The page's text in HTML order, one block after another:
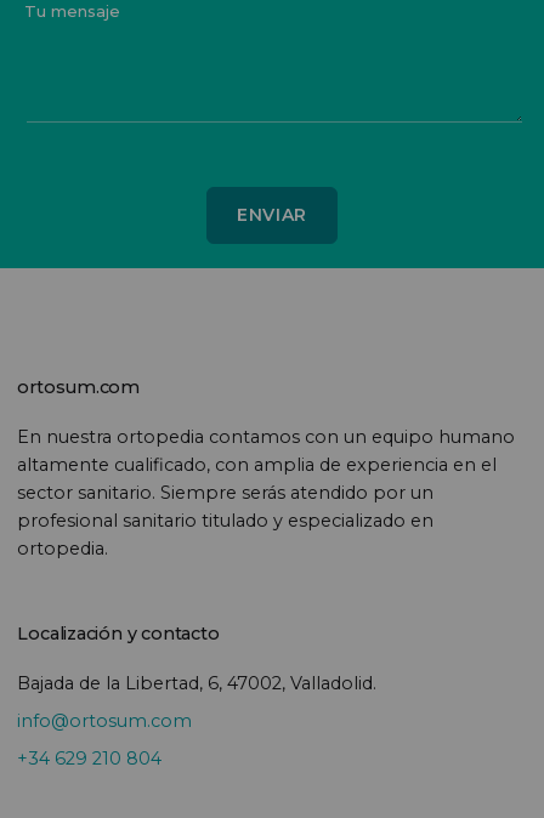
Tu mensaje
ortosum.com
En nuestra ortopedia contamos con un equipo humano
altamente cualificado, con amplia de experiencia en el
sector sanitario. Siempre serás atendido por un
profesional sanitario titulado y especializado en
ortopedia.
Localización y contacto
Bajada de la Libertad, 6, 47002, Valladolid.
info@ortosum.com
+34 629 210 804